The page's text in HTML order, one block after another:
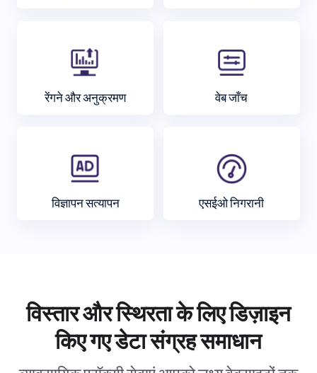
रेंगने और अनुक्रमण वेब जाँच
विज्ञापन सत्यापन एसईओ निगरानी
विस्तार और स्थिरता के लिए डिज़ाइन
किए गए डेटा संग्रह समाधान